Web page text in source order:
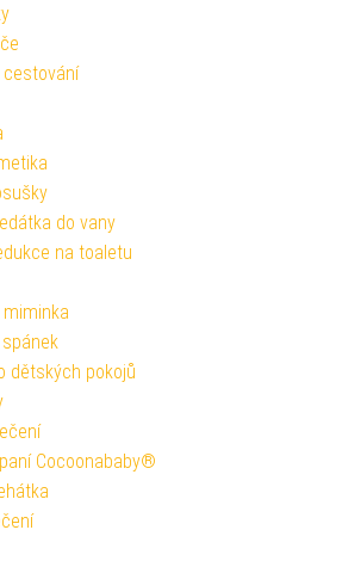
cestování
do vany
na toaletu
dětských pokojů
Cocoonababy®